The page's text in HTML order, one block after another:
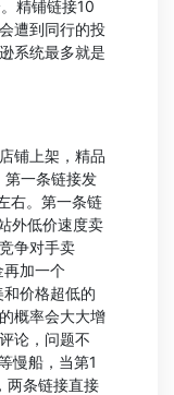
精铺链接10
遭到同行的投
系统最多就是
铺上架，精品
一条链接发
右。第一条链
外低价速度卖
争对手卖
加一个
价格超低的
概率会大大增
论，问题不
慢船，当第1
两条链接直接